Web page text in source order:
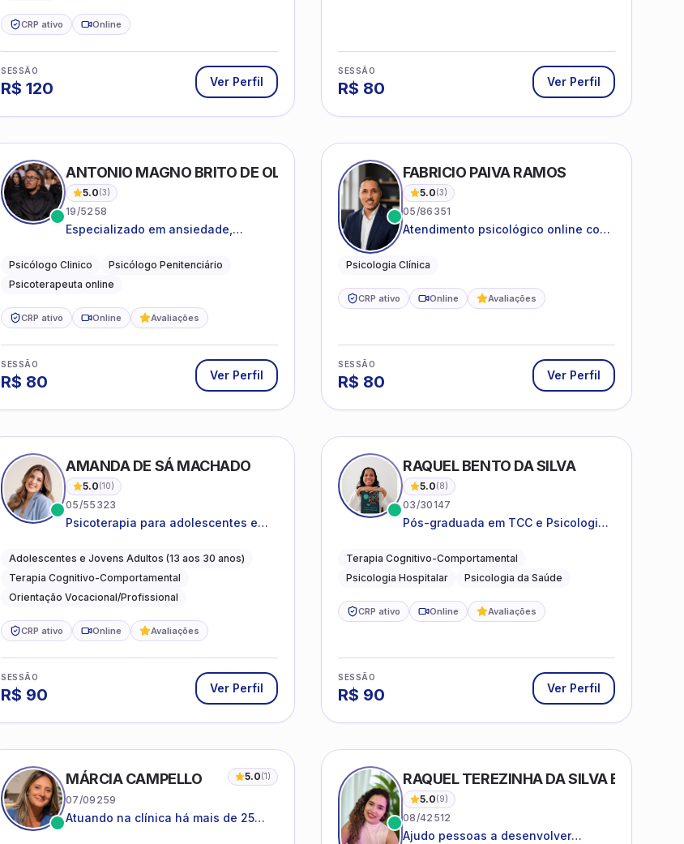
CRP ativo Online
SESSÃO
R$ 120 Ver Perfil
SESSÃO
R$ 80 Ver Perfil
ANTONIO MAGNO BRITO DE OLIVEIRA SILVA
5.0(3)
19/5258
Especializado em ansiedade,
conflitos familiares e questões
comportamentais.
Psicólogo Clinico
Psicólogo Penitenciário
Psicoterapeuta online
CRP ativo Online Avaliações
SESSÃO
R$ 80 Ver Perfil
FABRICIO PAIVA RAMOS
5.0(3)
05/86351
Atendimento psicológico online com
Psicologia Clínica
CRP ativo Online Avaliações
SESSÃO
R$ 80 Ver Perfil
AMANDA DE SÁ MACHADO
5.0(10)
05/55323
Psicoterapia para adolescentes e
ansiedade, autoestima, relações e
orientação profissional
Adolescentes e Jovens Adultos (13 aos 30 anos)
Terapia Cognitivo-Comportamental
Orientação Vocacional/Profissional
CRP ativo Online Avaliações
SESSÃO
R$ 90 Ver Perfil
RAQUEL BENTO DA SILVA
5.0(8)
03/30147
Pós-graduada em TCC e Psicologia
Terapia Cognitivo-Comportamental
Psicologia Hospitalar
Psicologia da Saúde
CRP ativo Online Avaliações
SESSÃO
R$ 90 Ver Perfil
MÁRCIA CAMPELLO 5.0(1)
07/09259
Atuando na clínica há mais de 25
RAQUEL TEREZINHA DA SILVA BIONDI
5.0(9)
08/42512
Ajudo pessoas a desenvolver